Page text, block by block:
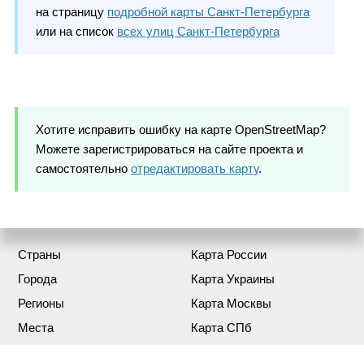
на страницу подробной карты Санкт-Петербурга
или на список всех улиц Санкт-Петербурга
Хотите исправить ошибку на карте OpenStreetMap?
Можете зарегистрироваться на сайте проекта и
самостоятельно отредактировать карту.
Страны
Города
Регионы
Места
Карта России
Карта Украины
Карта Москвы
Карта СПб